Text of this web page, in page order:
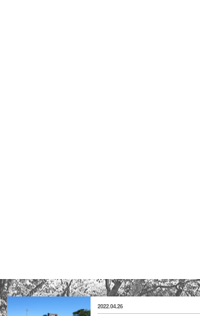
2022.04.26